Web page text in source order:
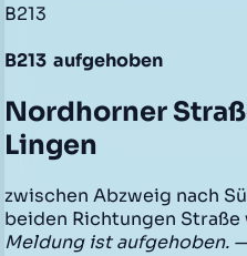
B213
B213 aufgehoben
Nordhorner
Lingen
zwischen Abzweig nach
beiden Richtungen
Meldung ist aufgehoben.